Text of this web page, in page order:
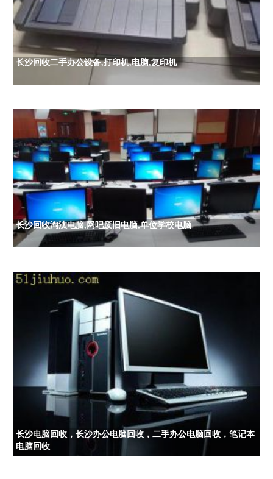
长沙回收二手办公设备,打印机,电脑,复印机
长沙回收淘汰电脑,网吧废旧电脑,单位学校电脑
长沙电脑回收，长沙办公电脑回收，二手办公电脑回收，笔记本
电脑回收